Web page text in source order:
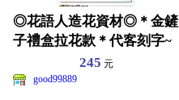
◎花語人造花資材◎＊金鏟
子禮盒拉花款＊代客刻字~
店面~開工~動土贈品
245 元
good99889